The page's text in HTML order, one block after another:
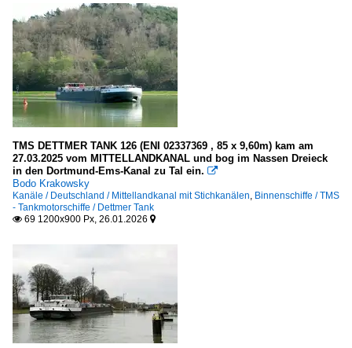
TMS DETTMER TANK 126 (ENI 02337369 , 85 x 9,60m) kam am
27.03.2025 vom MITTELLANDKANAL und bog im Nassen Dreieck
in den Dortmund-Ems-Kanal zu Tal ein. 
Bodo Krakowsky
Kanäle / Deutschland / Mittellandkanal mit Stichkanälen, Binnenschiffe / TMS
- Tankmotorschiffe / Dettmer Tank
 69 1200x900 Px, 26.01.2026 